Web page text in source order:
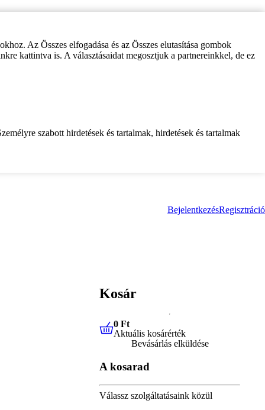
Az Összes elfogadása és az Összes elutasítása gombok
kattintva is. A választásaidat megosztjuk a partnereinkkel, de ez
szabott hirdetések és tartalmak, hirdetések és tartalmak
BejelentkezésRegisztráció
Kosár
0 FtAktuális kosárérték
0 Ft
Aktuális kosárérték
Bevásárlás elküldése
A kosarad
Válassz szolgáltatásaink közül